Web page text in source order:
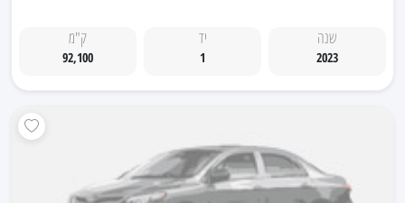
שנה
2023
יד
1
ק"מ
92,100